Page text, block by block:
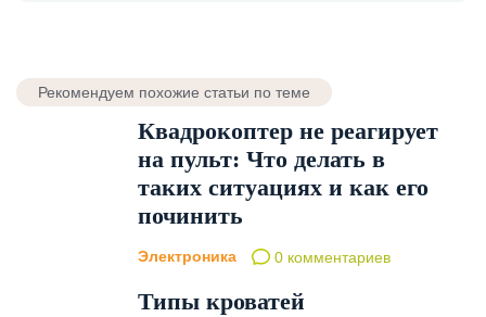
Рекомендуем похожие статьи по теме
Квадрокоптер не реагирует
на пульт: Что делать в
таких ситуациях и как его
починить
Электроника 0 комментариев
Типы кроватей